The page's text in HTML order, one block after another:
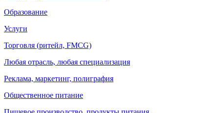
Образование
Услуги
Торговля (ритейл, FMCG)
Любая отрасль, любая специализация
Реклама, маркетинг, полиграфия
Общественное питание